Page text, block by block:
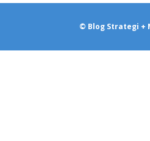
© Blog Strategi +